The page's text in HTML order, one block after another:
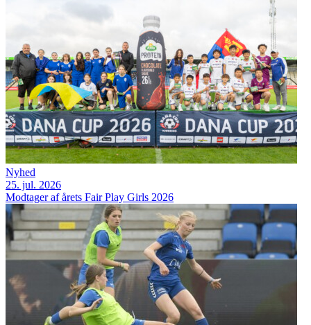
Nyhed
25. jul. 2026
Modtager af årets Fair Play Girls 2026